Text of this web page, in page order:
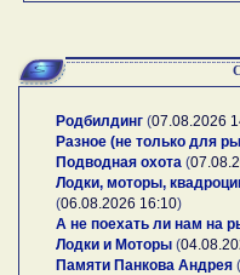
Родбилдинг (07.08.2026
Разное (не только для
Подводная охота (
Лодки, моторы,
(06.08.2026 16:10)
А не поехать ли нам на
Лодки и Моторы (
Памяти Панкова Андрея (